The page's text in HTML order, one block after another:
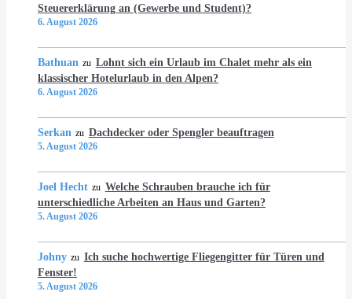
Steuererklärung an (Gewerbe und Student)?
6. August 2026
Bathuan zu Lohnt sich ein Urlaub im Chalet mehr als ein
klassischer Hotelurlaub in den Alpen?
6. August 2026
Serkan zu Dachdecker oder Spengler beauftragen
5. August 2026
Joel Hecht zu Welche Schrauben brauche ich für
unterschiedliche Arbeiten an Haus und Garten?
5. August 2026
Johny zu Ich suche hochwertige Fliegengitter für Türen und
Fenster!
5. August 2026